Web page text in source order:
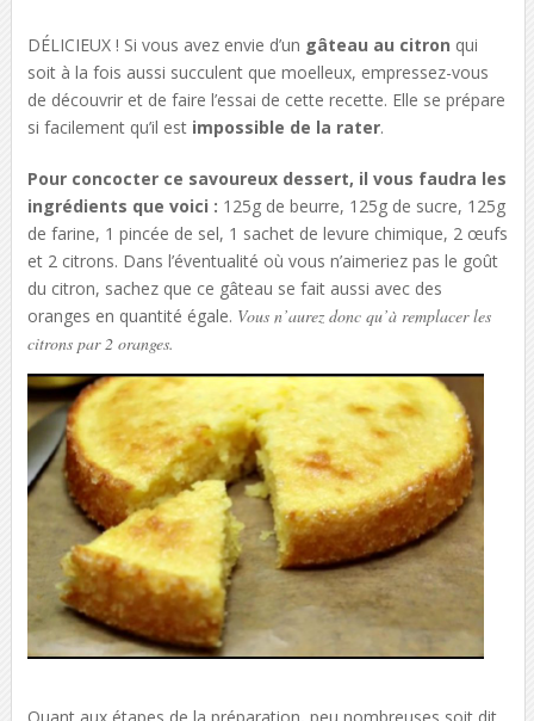
DÉLICIEUX ! Si vous avez envie d’un gâteau au citron qui
soit à la fois aussi succulent que moelleux, empressez-vous
de découvrir et de faire l’essai de cette recette. Elle se prépare
si facilement qu’il est impossible de la rater.
Pour concocter ce savoureux dessert, il vous faudra les
ingrédients que voici : 125g de beurre, 125g de sucre, 125g
de farine, 1 pincée de sel, 1 sachet de levure chimique, 2 œufs
et 2 citrons. Dans l’éventualité où vous n’aimeriez pas le goût
du citron, sachez que ce gâteau se fait aussi avec des
oranges en quantité égale. Vous n’aurez donc qu’à remplacer les
citrons par 2 oranges.